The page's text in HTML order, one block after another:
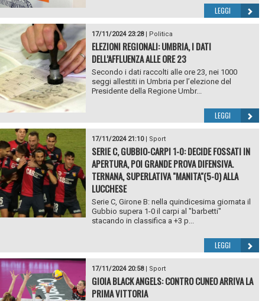
LEGGI
17/11/2024 23:28| Politica
ELEZIONI REGIONALI: UMBRIA, I DATI
DELL’AFFLUENZA ALLE ORE 23
Secondo i dati raccolti alle ore 23, nei 1000
seggi allestiti in Umbria per l’elezione del
Presidente della Regione Umbr...
LEGGI
17/11/2024 21:10| Sport
SERIE C, GUBBIO-CARPI 1-0: DECIDE FOSSATI IN
APERTURA, POI GRANDE PROVA DIFENSIVA.
TERNANA, SUPERLATIVA "MANITA"(5-0) ALLA
LUCCHESE
Serie C, Girone B: nella quindicesima giornata il
Gubbio supera 1-0 il carpi al "barbetti"
stacando in classifica a +3 p...
LEGGI
17/11/2024 20:58| Sport
GIOIA BLACK ANGELS: CONTRO CUNEO ARRIVA LA
PRIMA VITTORIA